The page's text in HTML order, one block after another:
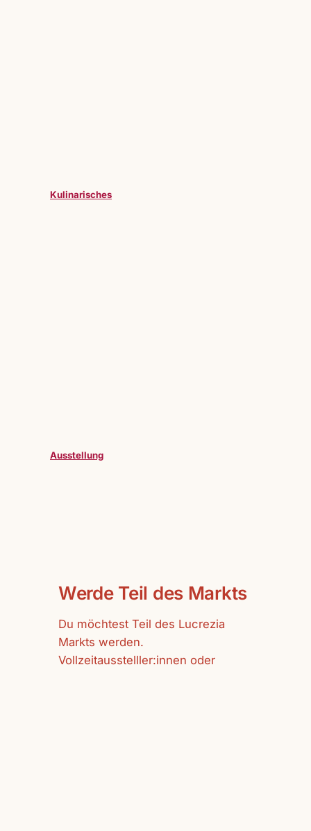
Kulinarisches
Ausstellung
Werde Teil des Markts
Du möchtest Teil des Lucrezia
Markts werden.
Vollzeitausstelller:innen oder